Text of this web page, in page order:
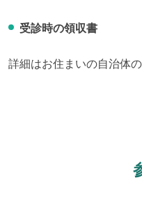
受診時の領収書
詳細はお住まいの自治体